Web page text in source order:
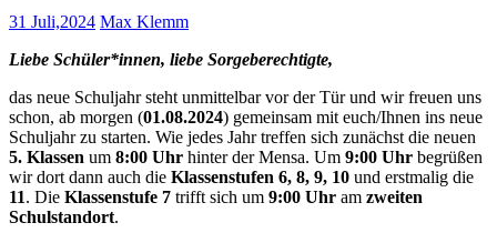
31 Juli,2024 Max Klemm
Liebe Schüler*innen, liebe Sorgeberechtigte,
das neue Schuljahr steht unmittelbar vor der Tür und wir freuen uns
schon, ab morgen (01.08.2024) gemeinsam mit euch/Ihnen ins neue
Schuljahr zu starten. Wie jedes Jahr treffen sich zunächst die neuen
5. Klassen um 8:00 Uhr hinter der Mensa. Um 9:00 Uhr begrüßen
wir dort dann auch die Klassenstufen 6, 8, 9, 10 und erstmalig die
11. Die Klassenstufe 7 trifft sich um 9:00 Uhr am zweiten
Schulstandort.